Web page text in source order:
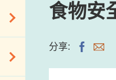
食物安
分享: